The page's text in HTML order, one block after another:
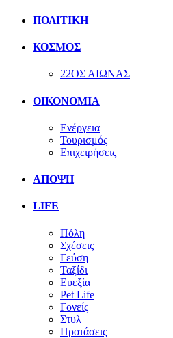
ΠΟΛΙΤΙΚΗ
ΚΟΣΜΟΣ
22ΟΣ ΑΙΩΝΑΣ
ΟΙΚΟΝΟΜΙΑ
Ενέργεια
Τουρισμός
Επιχειρήσεις
ΑΠΟΨΗ
LIFE
Πόλη
Σχέσεις
Γεύση
Ταξίδι
Ευεξία
Pet Life
Γονείς
Στυλ
Προτάσεις